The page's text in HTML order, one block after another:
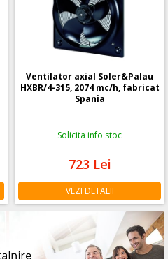
Ventilator axial Soler&Palau
HXBR/4-315, 2074 mc/h, fabricat
Spania
Solicita info stoc
723 Lei
VEZI DETALII